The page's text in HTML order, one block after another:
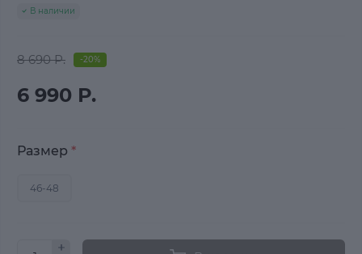
В наличии
8 690 Р. -20%
6 990 Р.
Размер *
46-48